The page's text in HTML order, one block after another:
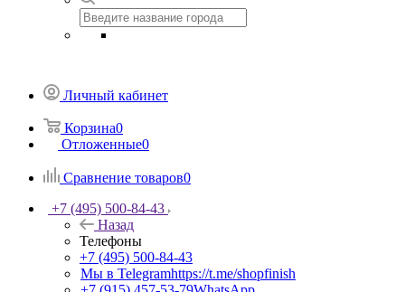
Личный кабинет
Корзина0
Отложенные0
Сравнение товаров0
+7 (495) 500-84-43
Назад
Телефоны
+7 (495) 500-84-43
Мы в Telegramhttps://t.me/shopfinish